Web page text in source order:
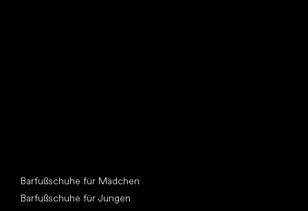
Barfußschuhe für Mädchen
Barfußschuhe für Jungen